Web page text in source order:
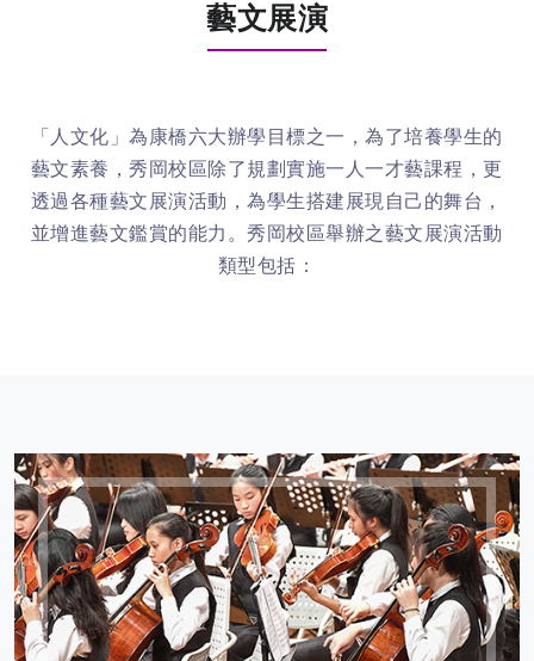
藝文展演
「人文化」為康橋六大辦學目標之一，為了培養學生的
藝文素養，秀岡校區除了規劃實施一人一才藝課程，更
透過各種藝文展演活動，為學生搭建展現自己的舞台，
並增進藝文鑑賞的能力。秀岡校區舉辦之藝文展演活動
類型包括：